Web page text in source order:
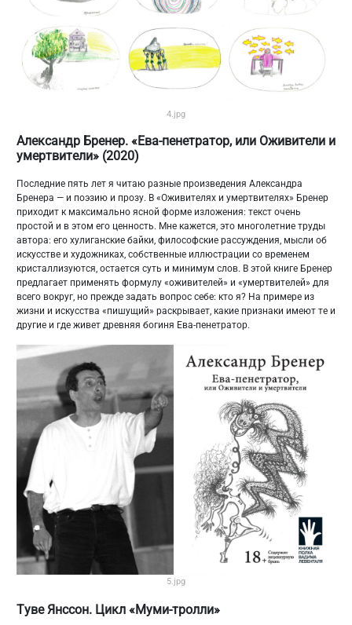
4.jpg
Александр Бренер. «Ева-пенетратор, или Оживители и
умертвители» (2020)
Последние пять лет я читаю разные произведения Александра
Бренера — и поэзию и прозу. В «Оживителях и умертвителях» Бренер
приходит к максимально ясной форме изложения: текст очень
простой и в этом его ценность. Мне кажется, это многолетние труды
автора: его хулиганские байки, философские рассуждения, мысли об
искусстве и художниках, собственные иллюстрации со временем
кристаллизуются, остается суть и минимум слов. В этой книге Бренер
предлагает применять формулу «оживителей» и «умертвителей» для
всего вокруг, но прежде задать вопрос себе: кто я? На примере из
жизни и искусства «пишущий» раскрывает, какие признаки имеют те и
другие и где живет древняя богиня Ева-пенетратор.
5.jpg
Туве Янссон. Цикл «Муми-тролли»